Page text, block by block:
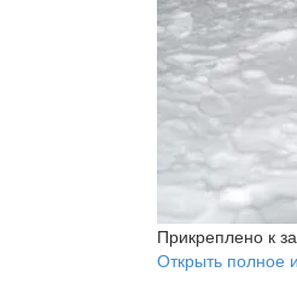
Прикреплено к
Открыть полное